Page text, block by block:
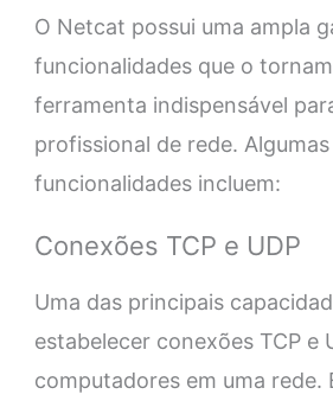
O Netcat possui uma ampla
funcionalidades que o
ferramenta indispensável
profissional de rede.
funcionalidades incluem:
Conexões TCP e UDP
Uma das principais
estabelecer conexões TCP e
computadores em uma rede.